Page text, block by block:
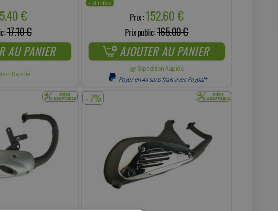
€
17.10 €
AU PANIER
Rapide
Prix :152.60 €
Prix public:165.00 €
AJOUTER AU PANIER
Expédition Rapide
Payer en 4x sans frais avec Paypal*
- 7%